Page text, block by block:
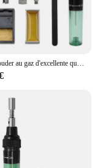
Fer à souder au gaz d'excellente qualité Stylo 1300Celsius Outil facile à entretenir